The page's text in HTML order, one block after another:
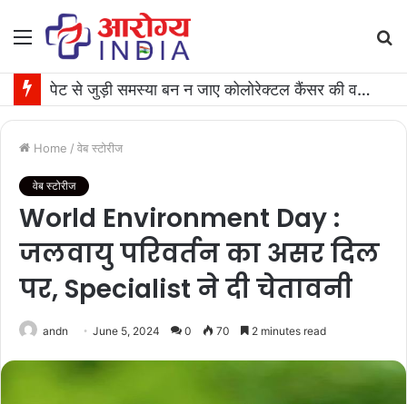
Menu
पेट से जुड़ी समस्या बन न जाए कोलोरेक्टल कैंसर की वजह, जान लीजिए टेस्ट कराने का समय
Home / वेब स्टोरीज
वेब स्टोरीज
World Environment Day :
जलवायु परिवर्तन का असर दिल
पर, Specialist ने दी चेतावनी
andn June 5, 2024 0 70 2 minutes read